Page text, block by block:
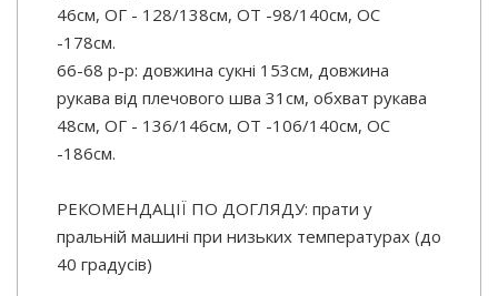
46см, ОГ - 128/138см, ОТ -98/140см, OC
-178см.
66-68 р-р: довжина сукні 153см, довжина
рукава від плечового шва 31см, обхват рукава
48см, ОГ - 136/146см, ОТ -106/140см, OC
-186см.
РЕКОМЕНДАЦІЇ ПО ДОГЛЯДУ: прати у
пральній машині при низьких температурах (до
40 градусів)